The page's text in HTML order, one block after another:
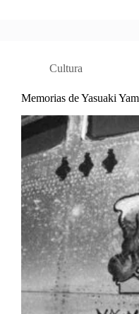
Cultura
Memorias de Yasuaki